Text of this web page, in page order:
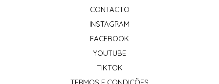
CONTACTO
INSTAGRAM
FACEBOOK
YOUTUBE
TIKTOK